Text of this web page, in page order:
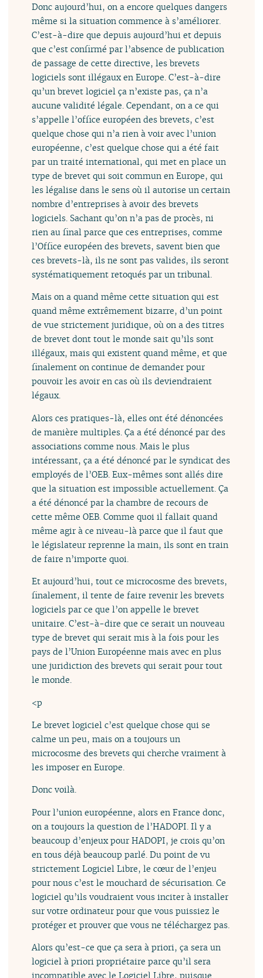
Donc aujourd’hui, on a encore quelques dangers
même si la situation commence à s’améliorer.
C’est-à-dire que depuis aujourd’hui et depuis
que c’est confirmé par l’absence de publication
de passage de cette directive, les brevets
logiciels sont illégaux en Europe. C’est-à-dire
qu’un brevet logiciel ça n’existe pas, ça n’a
aucune validité légale. Cependant, on a ce qui
s’appelle l’office européen des brevets, c’est
quelque chose qui n’a rien à voir avec l’union
européenne, c’est quelque chose qui a été fait
par un traité international, qui met en place un
type de brevet qui soit commun en Europe, qui
les légalise dans le sens où il autorise un certain
nombre d’entreprises à avoir des brevets
logiciels. Sachant qu’on n’a pas de procès, ni
rien au final parce que ces entreprises, comme
l’Office européen des brevets, savent bien que
ces brevets-là, ils ne sont pas valides, ils seront
systématiquement retoqués par un tribunal.
Mais on a quand même cette situation qui est
quand même extrêmement bizarre, d’un point
de vue strictement juridique, où on a des titres
de brevet dont tout le monde sait qu’ils sont
illégaux, mais qui existent quand même, et que
finalement on continue de demander pour
pouvoir les avoir en cas où ils deviendraient
légaux.
Alors ces pratiques-là, elles ont été dénoncées
de manière multiples. Ça a été dénoncé par des
associations comme nous. Mais le plus
intéressant, ça a été dénoncé par le syndicat des
employés de l’OEB. Eux-mêmes sont allés dire
que la situation est impossible actuellement. Ça
a été dénoncé par la chambre de recours de
cette même OEB. Comme quoi il fallait quand
même agir à ce niveau-là parce que il faut que
le législateur reprenne la main, ils sont en train
de faire n’importe quoi.
Et aujourd’hui, tout ce microcosme des brevets,
finalement, il tente de faire revenir les brevets
logiciels par ce que l’on appelle le brevet
unitaire. C’est-à-dire que ce serait un nouveau
type de brevet qui serait mis à la fois pour les
pays de l’Union Européenne mais avec en plus
une juridiction des brevets qui serait pour tout
le monde.
<p
Le brevet logiciel c’est quelque chose qui se
calme un peu, mais on a toujours un
microcosme des brevets qui cherche vraiment à
les imposer en Europe.
Donc voilà.
Pour l’union européenne, alors en France donc,
on a toujours la question de l’HADOPI. Il y a
beaucoup d’enjeux pour HADOPI, je crois qu’on
en tous déjà beaucoup parlé. Du point de vu
strictement Logiciel Libre, le cœur de l’enjeu
pour nous c’est le mouchard de sécurisation. Ce
logiciel qu’ils voudraient vous inciter à installer
sur votre ordinateur pour que vous puissiez le
protéger et prouver que vous ne téléchargez pas.
Alors qu’est-ce que ça sera à priori, ça sera un
logiciel à priori propriétaire parce qu’il sera
incompatible avec le Logiciel Libre, puisque